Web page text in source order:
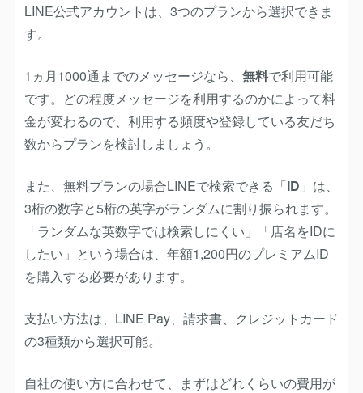
LINE公式アカウントは、3つのプランから選択できま
す。
1ヵ月1000通までのメッセージなら、 無料で利用可能
です。どの程度メッセージを利用するのかによって料
金が変わるので、利用する頻度や登録している友だち
数からプランを検討しましょう。
また、無料プランの場合LINEで検索できる「ID 」は、
3桁の数字と5桁の英字がランダムに割り振られます。
「ランダムな英数字では検索しにくい」「店名をIDに
したい」という場合は、年額1,200円のプレミアムID
を購入する必要があります。
支払い方法は、LINE Pay、請求書、クレジットカード
の3種類から選択可能。
自社の使い方に合わせて、まずはどれくらいの費用が